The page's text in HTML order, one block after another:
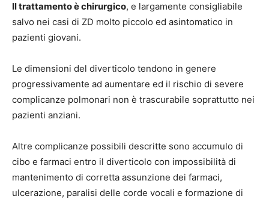
Il trattamento è chirurgico, e largamente consigliabile
salvo nei casi di ZD molto piccolo ed asintomatico in
pazienti giovani.
Le dimensioni del diverticolo tendono in genere
progressivamente ad aumentare ed il rischio di severe
complicanze polmonari non è trascurabile soprattutto nei
pazienti anziani.
Altre complicanze possibili descritte sono accumulo di
cibo e farmaci entro il diverticolo con impossibilità di
mantenimento di corretta assunzione dei farmaci,
ulcerazione, paralisi delle corde vocali e formazione di